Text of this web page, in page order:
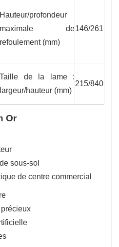
Hauteur/profondeur
maximale de
refoulement (mm)
146/261
Taille de la lame :
largeur/hauteur (mm)
215/840
Or
sous-sol
de centre commercial